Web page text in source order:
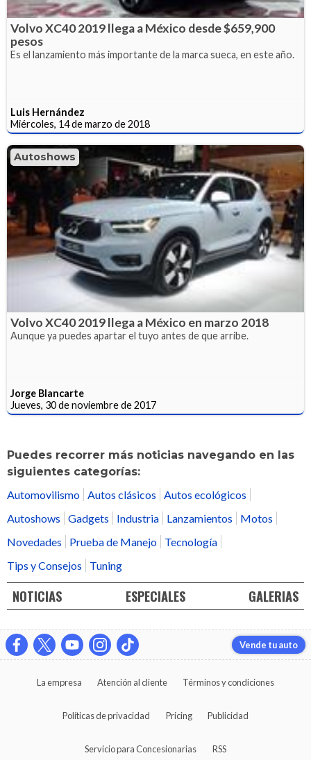
Volvo XC40 2019 llega a México desde $659,900
pesos
Es el lanzamiento más importante de la marca sueca, en este año.
Luis Hernández
Miércoles, 14 de marzo de 2018
Autoshows
Volvo XC40 2019 llega a México en marzo 2018
Aunque ya puedes apartar el tuyo antes de que arribe.
Jorge Blancarte
Jueves, 30 de noviembre de 2017
Puedes recorrer más noticias navegando en las
siguientes categorías:
Automovilismo Autos clásicos
Autos ecológicos
Autoshows
Gadgets Industria Lanzamientos
Motos
Novedades
Prueba de Manejo
Tecnología
Tips y Consejos
Tuning
NOTICIAS ESPECIALES GALERIAS
Vende tu auto
La empresa Atención al cliente Términos y condiciones
Políticas de privacidad Pricing Publicidad
Servicio para Concesionarias RSS